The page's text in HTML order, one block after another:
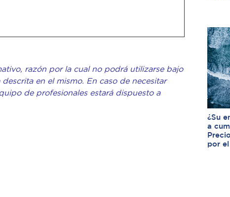
razón por la cual no podrá utilizarse bajo
en el mismo. En caso de necesitar
de profesionales estará dispuesto a
¿Su
a
por